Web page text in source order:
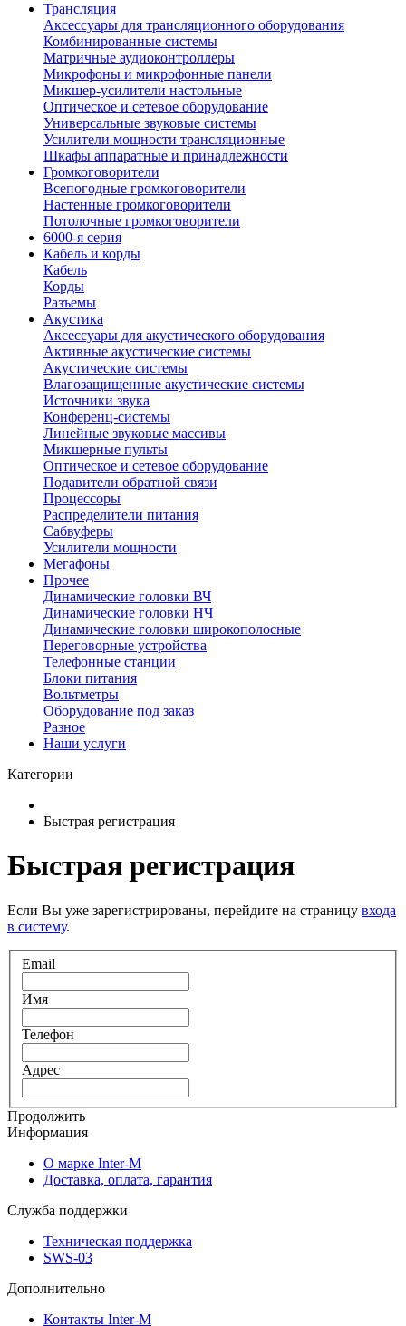
Трансляция
Аксессуары для трансляционного оборудования
Комбинированные системы
Матричные аудиоконтроллеры
Микрофоны и микрофонные панели
Микшер-усилители настольные
Оптическое и сетевое оборудование
Универсальные звуковые системы
Усилители мощности трансляционные
Шкафы аппаратные и принадлежности
Громкоговорители
Всепогодные громкоговорители
Настенные громкоговорители
Потолочные громкоговорители
6000-я серия
Кабель и корды
Кабель
Корды
Разъемы
Акустика
Аксессуары для акустического оборудования
Активные акустические системы
Акустические системы
Влагозащищенные акустические системы
Источники звука
Конференц-системы
Линейные звуковые массивы
Микшерные пульты
Оптическое и сетевое оборудование
Подавители обратной связи
Процессоры
Распределители питания
Сабвуферы
Усилители мощности
Мегафоны
Прочее
Динамические головки ВЧ
Динамические головки НЧ
Динамические головки широкополосные
Переговорные устройства
Телефонные станции
Блоки питания
Вольтметры
Оборудование под заказ
Разное
Наши услуги
Категории
Быстрая регистрация
Быстрая регистрация
Если Вы уже зарегистрированы, перейдите на страницу входа
в систему.
Email
Имя
Телефон
Адрес
Продолжить
Информация
О марке Inter-M
Доставка, оплата, гарантия
Служба поддержки
Техническая поддержка
SWS-03
Дополнительно
Контакты Inter-M